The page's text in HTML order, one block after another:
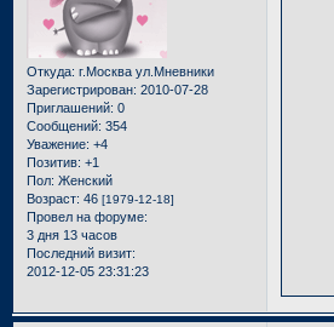
Откуда: г.Москва ул.Мневники
Зарегистрирован: 2010-07-28
Приглашений: 0
Сообщений: 354
Уважение: +4
Позитив: +1
Пол: Женский
Возраст: 46 [1979-12-18]
Провел на форуме:
3 дня 13 часов
Последний визит:
2012-12-05 23:31:23